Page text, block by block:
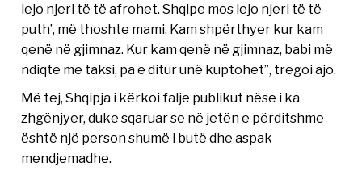
lejo njeri të të afrohet. Shqipe mos lejo njeri të të
puth’, më thoshte mami. Kam shpërthyer kur kam
qenë në gjimnaz. Kur kam qenë në gjimnaz, babi më
ndiqte me taksi, pa e ditur unë kuptohet”, tregoi ajo.
Më tej, Shqipja i kërkoi falje publikut nëse i ka
zhgënjyer, duke sqaruar se në jetën e përditshme
është një person shumë i butë dhe aspak
mendjemadhe.